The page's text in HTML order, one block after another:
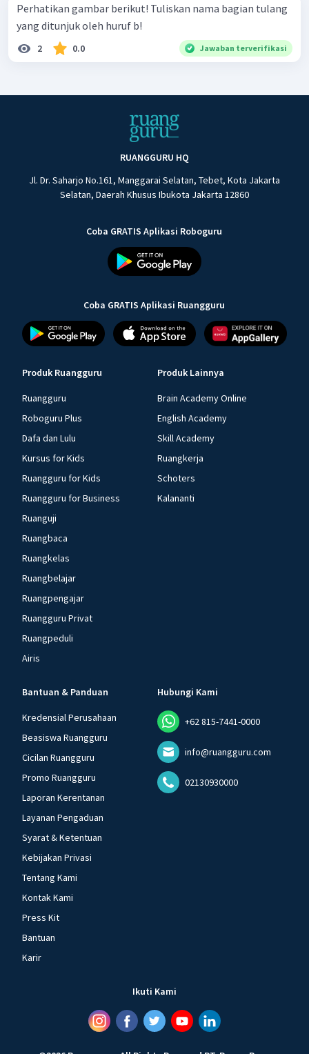
Perhatikan gambar berikut! Tuliskan nama bagian tulang
yang ditunjuk oleh huruf b!
2 0.0 Jawaban terverifikasi
RUANGGURU HQ
Jl. Dr. Saharjo No.161, Manggarai Selatan, Tebet, Kota Jakarta
Selatan, Daerah Khusus Ibukota Jakarta 12860
Coba GRATIS Aplikasi Roboguru
Coba GRATIS Aplikasi Ruangguru
Produk Ruangguru
Ruangguru
Roboguru Plus
Dafa dan Lulu
Kursus for Kids
Ruangguru for Kids
Ruangguru for Business
Ruanguji
Ruangbaca
Ruangkelas
Ruangbelajar
Ruangpengajar
Ruangguru Privat
Ruangpeduli
Airis
Produk Lainnya
Brain Academy Online
English Academy
Skill Academy
Ruangkerja
Schoters
Kalananti
Bantuan & Panduan
Kredensial Perusahaan
Beasiswa Ruangguru
Cicilan Ruangguru
Promo Ruangguru
Laporan Kerentanan
Layanan Pengaduan
Syarat & Ketentuan
Kebijakan Privasi
Tentang Kami
Kontak Kami
Press Kit
Bantuan
Karir
Hubungi Kami
+62 815-7441-0000
info@ruangguru.com
02130930000
Ikuti Kami